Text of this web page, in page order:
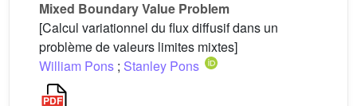
Mixed Boundary Value Problem
[Calcul variationnel du flux diffusif dans un
problème de valeurs limites mixtes]
William Pons ; Stanley Pons